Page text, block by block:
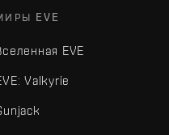
EVE
EVE
Valkyrie